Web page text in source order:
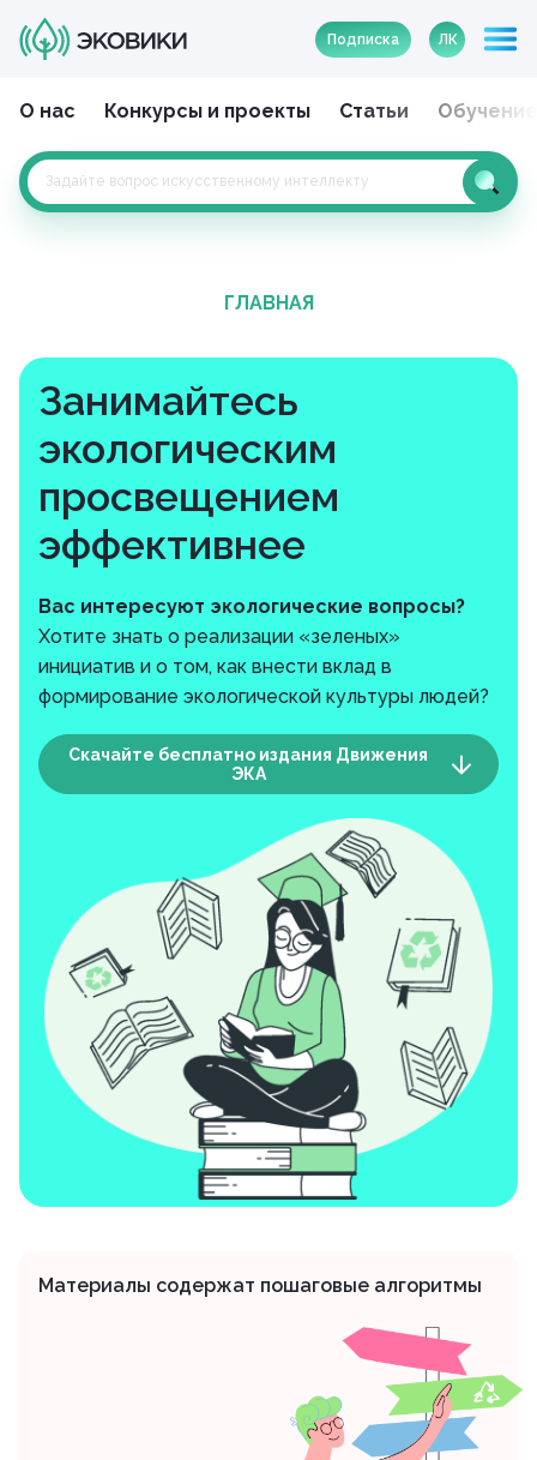
Подписка ЛК
О нас Конкурсы и проекты Статьи Обучение
ГЛАВНАЯ
Занимайтесь
экологическим
просвещением
эффективнее
Вас интересуют экологические вопросы?
Хотите знать о реализации «зеленых»
инициатив и о том, как внести вклад в
формирование экологической культуры людей?
Скачайте бесплатно издания Движения
ЭКА
Материалы содержат пошаговые алгоритмы